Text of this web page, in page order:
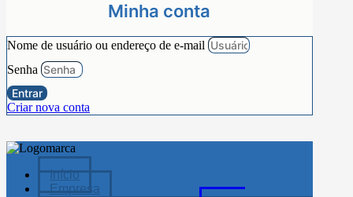
Minha conta
Nome de usuário ou endereço de e-mail
Senha
Entrar
Criar nova conta
Início
Empresa